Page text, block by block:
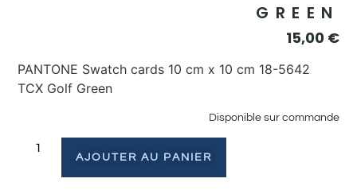
GREEN
15,00 €
PANTONE Swatch cards 10 cm x 10 cm 18-5642
TCX Golf Green
Disponible sur commande
AJOUTER AU PANIER